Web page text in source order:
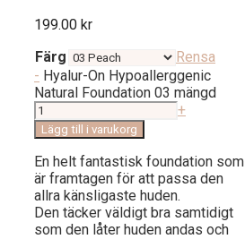
199.00 kr
Färg
Rensa
- Hyalur-On Hypoallerggenic
Natural Foundation 03 mängd
+
Lägg till i varukorg
En helt fantastisk foundation som
är framtagen för att passa den
allra känsligaste huden.
Den täcker väldigt bra samtidigt
som den låter huden andas och